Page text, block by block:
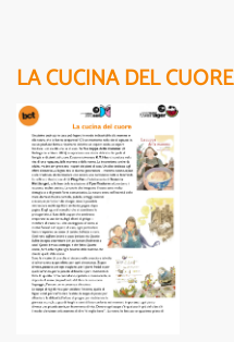
LA CUCINA DEL CUORE